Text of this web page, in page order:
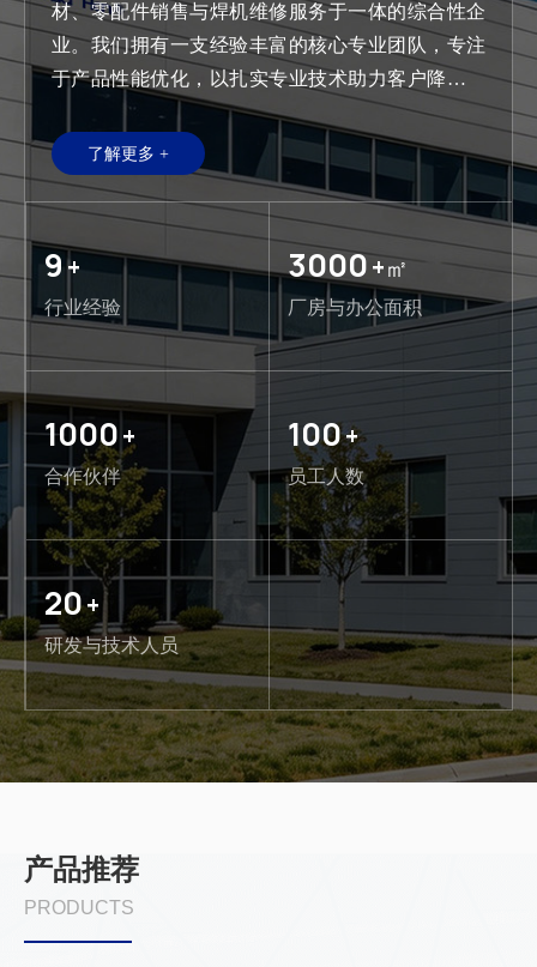
材、零配件销售与焊机维修服务于一体的综合性企
业。我们拥有一支经验丰富的核心专业团队，专注
于产品性能优化，以扎实专业技术助力客户降本增
效、提升生产效能，在业内树立了诚信可靠的品牌
形象，成为众多客户信赖的焊接解决方案合作伙
伴，为各行业客户提供高效、稳定、一站式的焊接
相关服务。
了解更多 +
9+
行业经验
3000+㎡
厂房与办公面积
1000+
合作伙伴
100+
员工人数
20+
研发与技术人员
产品推荐
PRODUCTS